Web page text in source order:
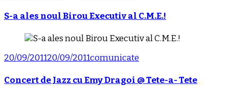
S-a ales noul Birou Executiv al C.M.E.!
20/09/201120/09/2011comunicate
Concert de Jazz cu Emy Dragoi @ Tete-a- Tete